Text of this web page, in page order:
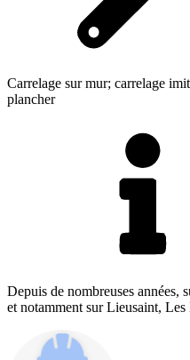
Carrelage sur mur; carrelage
plancher
Depuis de nombreuses années,
et notamment sur Lieusaint,